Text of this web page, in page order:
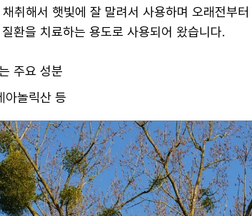
취해서 햇빛에 잘 말려서 사용하며 오래전부
환을 치료하는 용도로 사용되어 왔습니다.
주요 성분
아놀릭산 등